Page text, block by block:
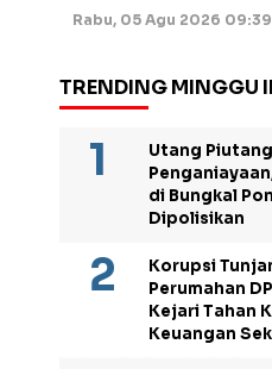
Rabu, 05 Agu 2026 09:39
TRENDING MINGGU
Utang
di Bungkal
Dipolisikan
Korupsi
Perumahan
Kejari Tahan
Keuangan